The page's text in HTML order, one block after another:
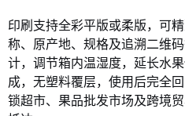
印刷支持全彩平版或柔版，可
称、原产地、规格及追溯二维
计，调节箱内温湿度，延长水
成，无塑料覆层，使用后完全
锁超市、果品批发市场及跨境